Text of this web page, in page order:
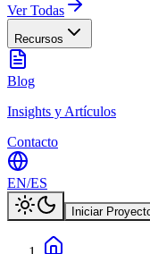
Ver Todas
Recursos
Blog
Insights y Artículos
Contacto
EN/ES
Iniciar